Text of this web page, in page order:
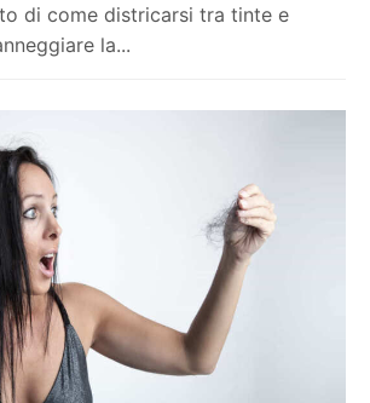
di come districarsi tra tinte e
la...